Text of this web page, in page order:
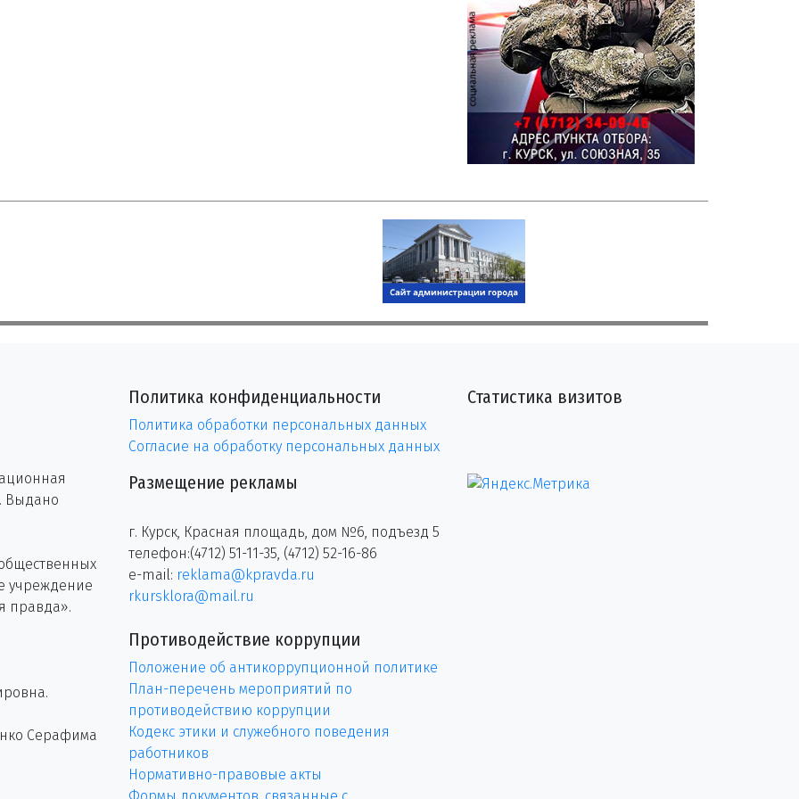
Выдано
учреждение
правда».
Серафима
Политика конфиденциальности
Политика обработки персональных данных
Согласие на обработку персональных данных
Размещение рекламы
г. Курск, Красная площадь, дом №6, подъезд 5
телефон:(4712) 51-11-35, (4712) 52-16-86
e-mail: reklama@kpravda.ru
rkursklora@mail.ru
Противодействие коррупции
Положение об антикоррупционной политике
План-перечень мероприятий по
противодействию коррупции
Кодекс этики и служебного поведения
работников
Нормативно-правовые акты
Статистика визитов